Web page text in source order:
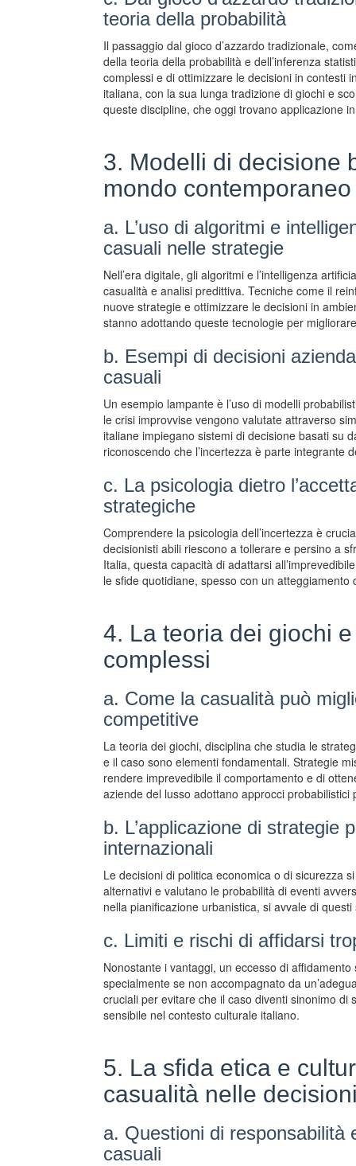
teoria della probabilità
Il passaggio dal gioco d’azzardo tradizionale,
della teoria della probabilità e dell’inferenza
complessi e di ottimizzare le decisioni in contesti
italiana, con la sua lunga tradizione di giochi e
queste discipline, che oggi trovano applicazione
3. Modelli di decisione
mondo contemporaneo
a. L’uso di algoritmi e
casuali nelle strategie
Nell’era digitale, gli algoritmi e l’intelligenza
casualità e analisi predittiva. Tecniche come il
nuove strategie e ottimizzare le decisioni in
stanno adottando queste tecnologie per
b. Esempi di decisioni
casuali
Un esempio lampante è l’uso di modelli
le crisi improvvise vengono valutate attraverso
italiane impiegano sistemi di decisione basati su
riconoscendo che l’incertezza è parte integrante
c. La psicologia dietro
strategiche
Comprendere la psicologia dell’incertezza è
decisionisti abili riescono a tollerare e persino a
Italia, questa capacità di adattarsi
le sfide quotidiane, spesso con un atteggiamento
4. La teoria dei giochi
complessi
a. Come la casualità può
competitive
La teoria dei giochi, disciplina che studia le
e il caso sono elementi fondamentali. Strategie
rendere imprevedibile il comportamento e di
aziende del lusso adottano approcci
b. L’applicazione di strategie
internazionali
Le decisioni di politica economica o di sicurezza
alternativi e valutano le probabilità di eventi
nella pianificazione urbanistica, si avvale di
c. Limiti e rischi di affidarsi
Nonostante i vantaggi, un eccesso di
specialmente se non accompagnato da
cruciali per evitare che il caso diventi sinonimo
sensibile nel contesto culturale italiano.
5. La sfida etica e
casualità nelle
a. Questioni di responsabilità
casuali